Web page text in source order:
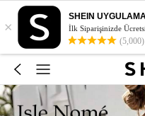
×
SHEIN
İlk Siparişinizde
(5,000)